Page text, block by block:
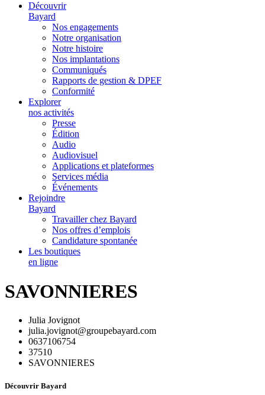
Découvrir
Bayard
Nos engagements
Notre organisation
Notre histoire
Nos implantations
Communiqués
Rapports de gestion & DPEF
Conformité
Explorer
nos activités
Presse
Édition
Audio
Audiovisuel
Applications et plateformes
Services média
Événements
Rejoindre
Bayard
Travailler chez Bayard
Nos offres d’emplois
Candidature spontanée
Les boutiques
en ligne
SAVONNIERES
Julia Jovignot
julia.jovignot@groupebayard.com
0637106754
37510
SAVONNIERES
Découvrir Bayard